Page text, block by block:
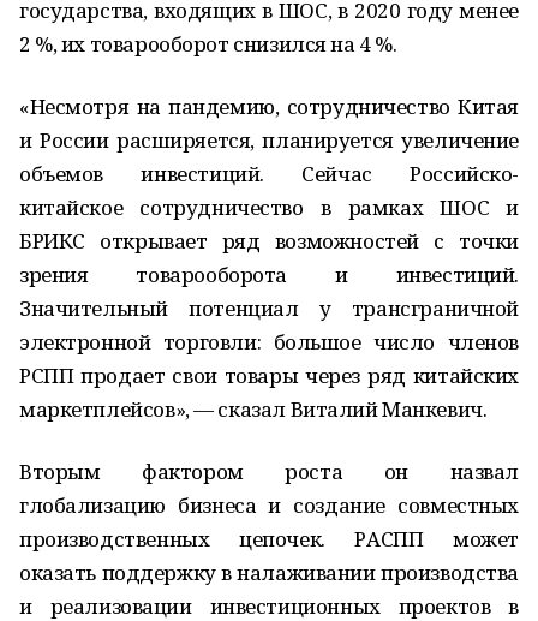
государства, входящих в ШОС, в 2020 году менее
2 %, их товарооборот снизился на 4 %.
«Несмотря на пандемию, сотрудничество Китая
и России расширяется, планируется увеличение
объемов инвестиций. Сейчас Российско-
китайское сотрудничество в рамках ШОС и
БРИКС открывает ряд возможностей с точки
зрения товарооборота и инвестиций.
Значительный потенциал у трансграничной
электронной торговли: большое число членов
РСПП продает свои товары через ряд китайских
маркетплейсов», — сказал Виталий Манкевич.
Вторым фактором роста он назвал
глобализацию бизнеса и создание совместных
производственных цепочек. РАСПП может
оказать поддержку в налаживании производства
и реализовации инвестиционных проектов в